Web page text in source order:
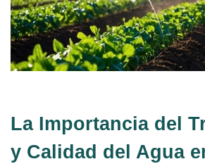
La Importancia del
y Calidad del Agua